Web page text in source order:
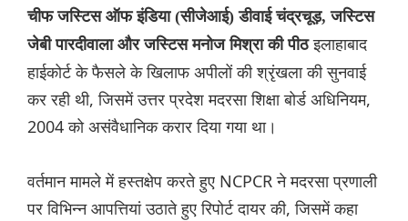
चीफ जस्टिस ऑफ इंडिया (सीजेआई) डीवाई चंद्रचूड़, जस्टिस
जेबी पारदीवाला और जस्टिस मनोज मिश्रा की पीठइलाहाबाद
हाईकोर्ट के फैसले के खिलाफ अपीलों की श्रृंखला की सुनवाई
कर रही थी, जिसमें उत्तर प्रदेश मदरसा शिक्षा बोर्ड अधिनियम,
2004 को असंवैधानिक करार दिया गया था।
वर्तमान मामले में हस्तक्षेप करते हुए NCPCR ने मदरसा प्रणाली
पर विभिन्न आपत्तियां उठाते हुए रिपोर्ट दायर की, जिसमें कहा